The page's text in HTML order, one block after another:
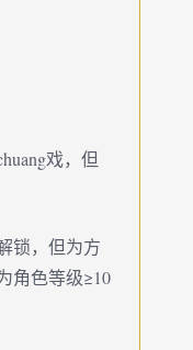
戏，但
锁，但为方
角色等级≥10